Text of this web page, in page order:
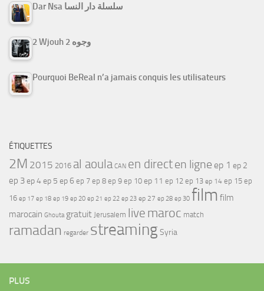
Dar Nsa سلسلة دار النسا
2 Wjouh 2 وجوه
Pourquoi BeReal n’a jamais conquis les utilisateurs
ÉTIQUETTES
2M 2015 2016 al aoula CAN en directen ligne ep 1 ep 2
ep 3ep 4ep 5 ep 6 ep 7 ep 8 ep 9 ep 10 ep 11 ep 12 ep 13 ep 14 ep 15 ep
16 ep 17 ep 18 ep 19 ep 20 ep 21 ep 22 ep 23 ep 27 ep 28 ep 30 film film
marocain Ghouta gratuit Jerusalem live maroc match
ramadan regarder streamingSyria
PLUS